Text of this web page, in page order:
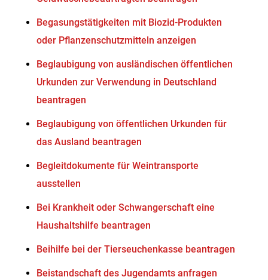
Begasungstätigkeiten mit Biozid-Produkten
oder Pflanzenschutzmitteln anzeigen
Beglaubigung von ausländischen öffentlichen
Urkunden zur Verwendung in Deutschland
beantragen
Beglaubigung von öffentlichen Urkunden für
das Ausland beantragen
Begleitdokumente für Weintransporte
ausstellen
Bei Krankheit oder Schwangerschaft eine
Haushaltshilfe beantragen
Beihilfe bei der Tierseuchenkasse beantragen
Beistandschaft des Jugendamts anfragen